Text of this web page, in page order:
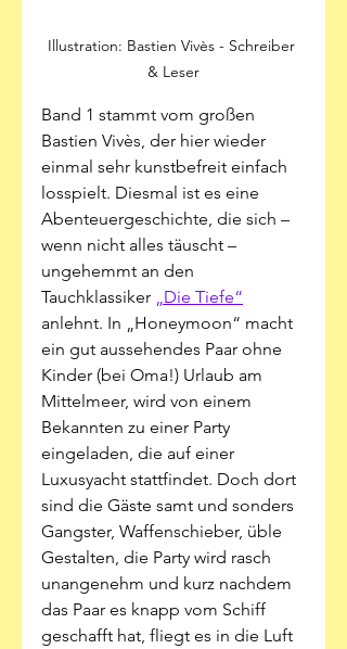
Illustration: Bastien Vivès - Schreiber
& Leser
Band 1 stammt vom großen
Bastien Vivès, der hier wieder
einmal sehr kunstbefreit einfach
losspielt. Diesmal ist es eine
Abenteuergeschichte, die sich –
wenn nicht alles täuscht –
ungehemmt an den
Tauchklassiker
„Die Tiefe“
anlehnt. In „Honeymoon“ macht
ein gut aussehendes Paar ohne
Kinder (bei Oma!) Urlaub am
Mittelmeer, wird von einem
Bekannten zu einer Party
eingeladen, die auf einer
Luxusyacht stattfindet. Doch dort
sind die Gäste samt und sonders
Gangster, Waffenschieber, üble
Gestalten, die Party wird rasch
unangenehm und kurz nachdem
das Paar es knapp vom Schiff
geschafft hat, fliegt es in die Luft